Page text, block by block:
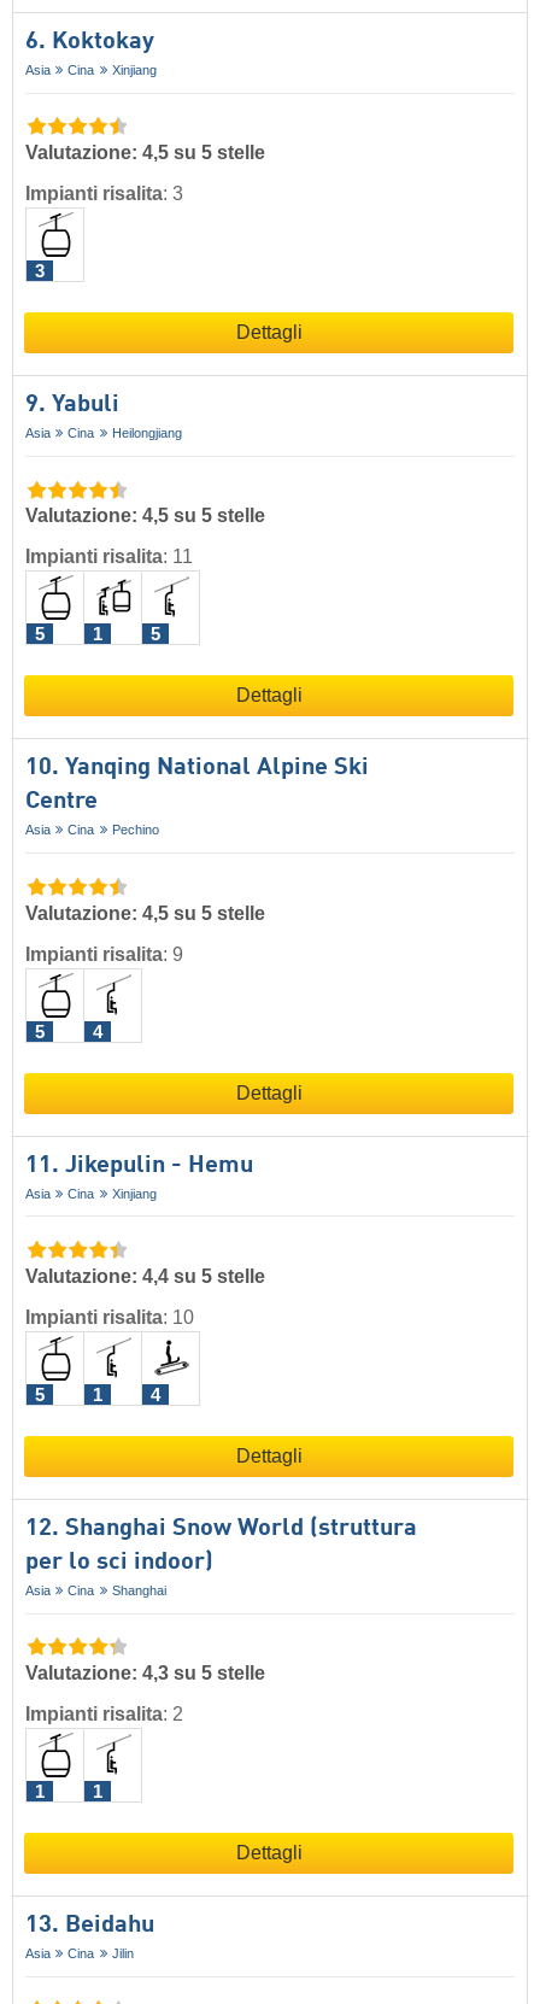
6. Koktokay
Asia Cina Xinjiang
Valutazione: 4,5 su 5 stelle
Impianti risalita: 3
3
Dettagli
9. Yabuli
Asia Cina Heilongjiang
Valutazione: 4,5 su 5 stelle
Impianti risalita: 11
5 1 5
Dettagli
10. Yanqing National Alpine Ski
Centre
Asia Cina Pechino
Valutazione: 4,5 su 5 stelle
Impianti risalita: 9
5 4
Dettagli
11. Jikepulin - Hemu
Asia Cina Xinjiang
Valutazione: 4,4 su 5 stelle
Impianti risalita: 10
5 1 4
Dettagli
12. Shanghai Snow World (struttura
per lo sci indoor)
Asia Cina Shanghai
Valutazione: 4,3 su 5 stelle
Impianti risalita: 2
1 1
Dettagli
13. Beidahu
Asia Cina Jilin